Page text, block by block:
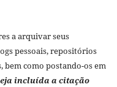
a arquivar seus
pessoais, repositórios
bem como postando-os em
incluída a citação